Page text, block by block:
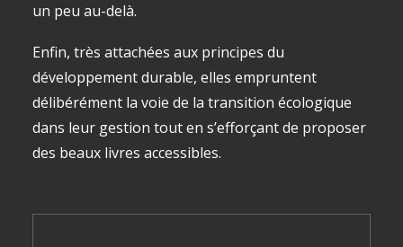
un peu au-delà.
Enfin, très attachées aux principes du
développement durable, elles empruntent
délibérément la voie de la transition écologique
dans leur gestion tout en s’efforçant de proposer
des beaux livres accessibles.